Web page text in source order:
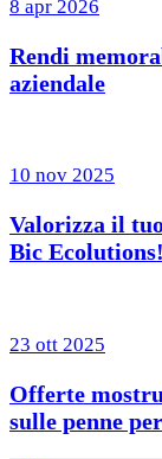
8 apr 2026
Rendi
aziendale
10 nov 2025
Valorizza il
Bic Ecolutions!
23 ott 2025
Offerte
sulle penne